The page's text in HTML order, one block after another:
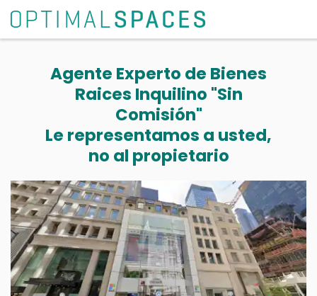
Agente Experto de Bienes
Raices Inquilino "Sin
Comisión"
Le representamos a usted,
no al propietario